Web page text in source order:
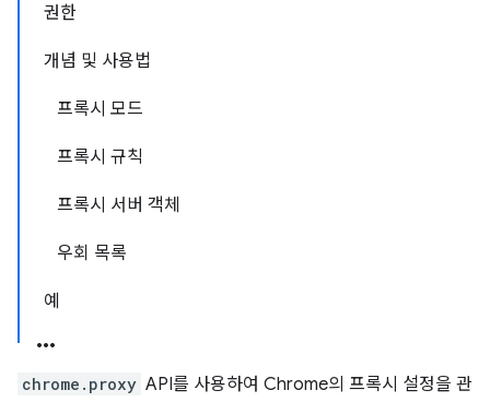
권한
개념 및 사용법
프록시 모드
프록시 규칙
프록시 서버 객체
우회 목록
예
chrome.proxy API를 사용하여 Chrome의 프록시 설정을 관